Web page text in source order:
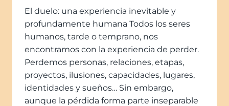
El duelo: una experiencia inevitable y
profundamente humana Todos los seres
humanos, tarde o temprano, nos
encontramos con la experiencia de perder.
Perdemos personas, relaciones, etapas,
proyectos, ilusiones, capacidades, lugares,
identidades y sueños… Sin embargo,
aunque la pérdida forma parte inseparable